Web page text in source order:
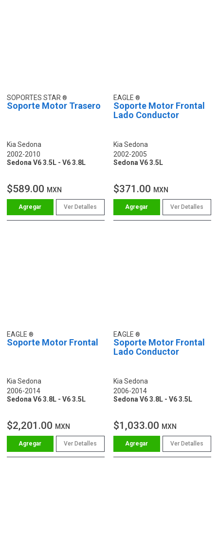
SOPORTES STAR
Soporte Motor Trasero
Kia Sedona
2002-2010
Sedona V6 3.5L - V6 3.8L
$589.00 MXN
Ver Detalles
EAGLE
Soporte Motor Frontal
Lado Conductor
Kia Sedona
2002-2005
Sedona V6 3.5L
$371.00 MXN
Ver Detalles
EAGLE
Soporte Motor Frontal
Kia Sedona
2006-2014
Sedona V6 3.8L - V6 3.5L
$2,201.00 MXN
Ver Detalles
EAGLE
Soporte Motor Frontal
Lado Conductor
Kia Sedona
2006-2014
Sedona V6 3.8L - V6 3.5L
$1,033.00 MXN
Ver Detalles